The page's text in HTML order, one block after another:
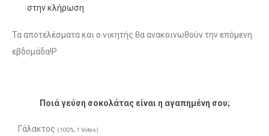
στην κλήρωση
Τα αποτελέσματα και ο νικητής θα ανακοινωθούν την επόμενη
εβδομάδα!Ρ
Ποιά γεύση σοκολάτας είναι η αγαπημένη σου;
Γάλακτος (100%, 1 Votes)